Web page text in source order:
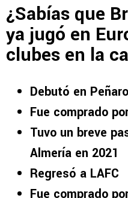
¿Sabías que
ya jugó en
clubes en la
Debutó en
Fue comprado
Tuvo un breve
Almería en 2021
Regresó a LAFC
Fue comprado